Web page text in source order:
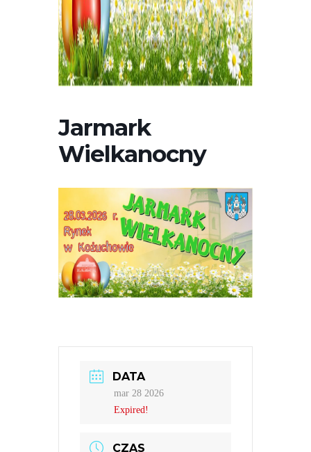
Jarmark
Wielkanocny
DATA
mar 28 2026
Expired!
CZAS